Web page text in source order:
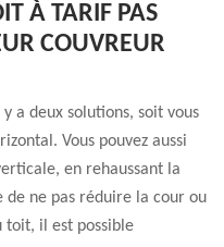
À TARIF PAS
COUVREUR
a deux solutions, soit vous
Vous pouvez aussi
en rehaussant la
de ne pas réduire la cour ou
toit, il est possible